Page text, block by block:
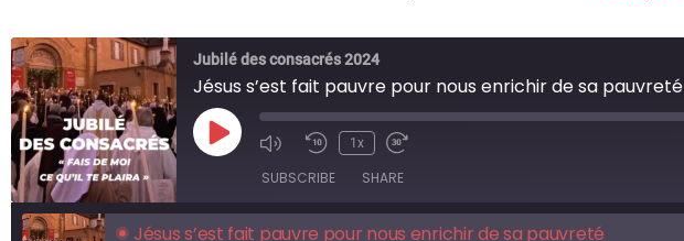
Jubilé des consacrés 2024
Jésus s’est fait pauvre pour nous enrichir de sa pauvreté
1x
SUBSCRIBE SHARE
Jésus s’est fait pauvre pour nous enrichir de sa pauvreté